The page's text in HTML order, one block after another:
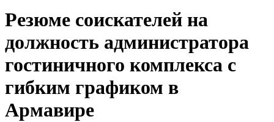
Резюме соискателей на
должность администратора
гостиничного комплекса с
гибким графиком в
Армавире